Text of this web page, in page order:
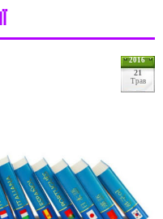
2016
21
Трав